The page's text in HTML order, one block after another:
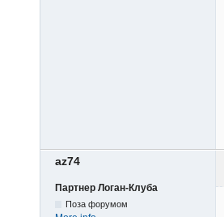
az74
Партнер Логан-Клуба
Поза форумом